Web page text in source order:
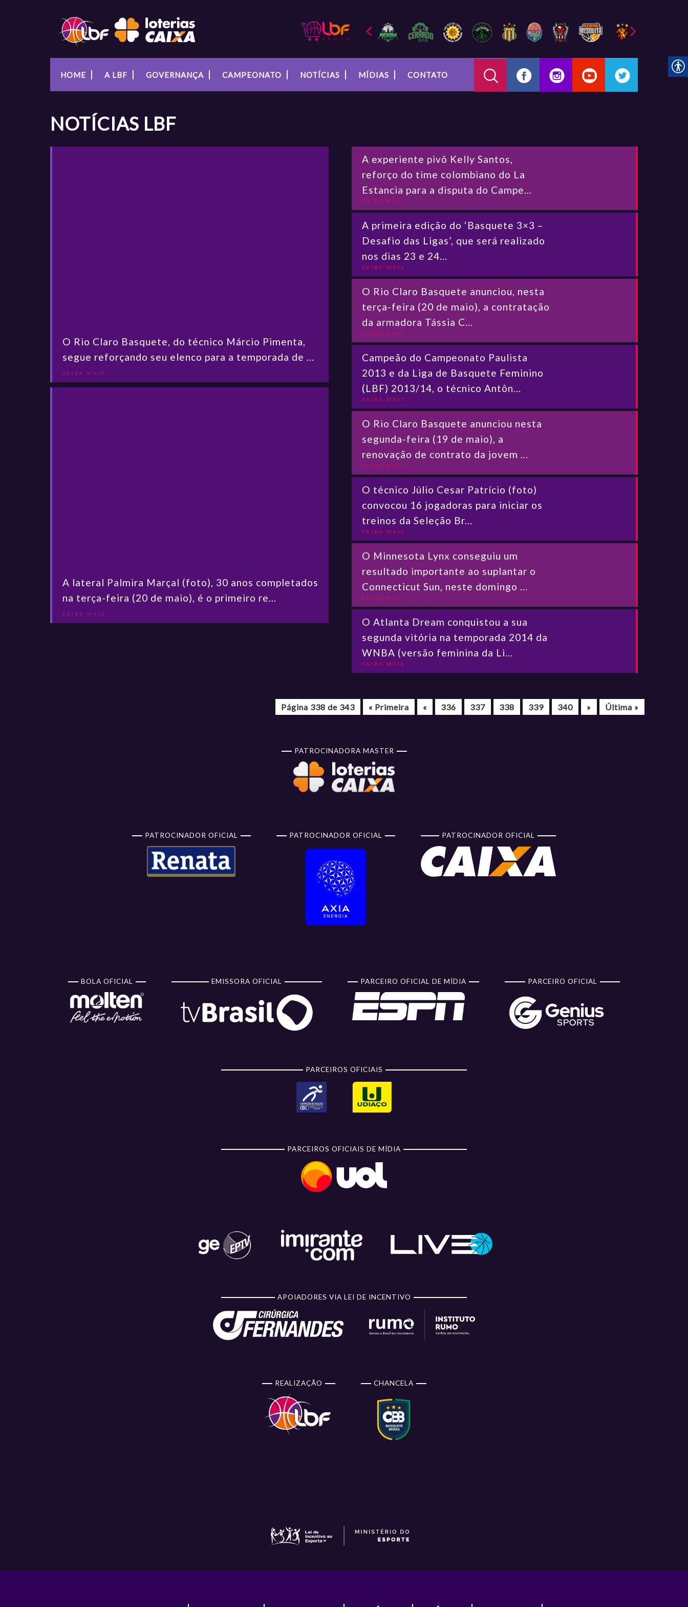
HOME A LBF GOVERNANÇA CAMPEONATO NOTÍCIAS MÍDIAS CONTATO
NOTÍCIAS LBF
O Rio Claro Basquete, do técnico Márcio Pimenta,
segue reforçando seu elenco para a temporada de ...
SAIBA MAIS
A lateral Palmira Marçal (foto), 30 anos completados
na terça-feira (20 de maio), é o primeiro re...
SAIBA MAIS
A experiente pivô Kelly Santos,
reforço do time colombiano do La
Estancia para a disputa do Campe...
SAIBA MAIS
A primeira edição do ‘Basquete 3×3 –
Desafio das Ligas’, que será realizado
nos dias 23 e 24...
SAIBA MAIS
O Rio Claro Basquete anunciou, nesta
terça-feira (20 de maio), a contratação
da armadora Tássia C...
SAIBA MAIS
Campeão do Campeonato Paulista
2013 e da Liga de Basquete Feminino
(LBF) 2013/14, o técnico Antôn...
SAIBA MAIS
O Rio Claro Basquete anunciou nesta
segunda-feira (19 de maio), a
renovação de contrato da jovem ...
SAIBA MAIS
O técnico Júlio Cesar Patrício (foto)
convocou 16 jogadoras para iniciar os
treinos da Seleção Br...
SAIBA MAIS
O Minnesota Lynx conseguiu um
resultado importante ao suplantar o
Connecticut Sun, neste domingo ...
SAIBA MAIS
O Atlanta Dream conquistou a sua
segunda vitória na temporada 2014 da
WNBA (versão feminina da Li...
SAIBA MAIS
Página 338 de 343 « Primeira « 336 337 338 339 340 » Última »
PATROCINADORA MASTER
PATROCINADOR OFICIAL PATROCINADOR OFICIAL PATROCINADOR OFICIAL
BOLA OFICIAL EMISSORA OFICIAL PARCEIRO OFICIAL DE MÍDIA PARCEIRO OFICIAL
PARCEIROS OFICIAIS
PARCEIROS OFICIAIS DE MÍDIA
APOIADORES VIA LEI DE INCENTIVO
REALIZAÇÃO CHANCELA